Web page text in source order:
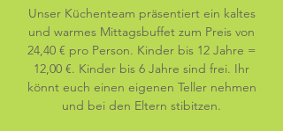
Unser Küchenteam präsentiert ein kaltes
und warmes Mittagsbuffet zum Preis von
24,40 € pro Person. Kinder bis 12 Jahre =
12,00 €. Kinder bis 6 Jahre sind frei. Ihr
könnt euch einen eigenen Teller nehmen
und bei den Eltern stibitzen.